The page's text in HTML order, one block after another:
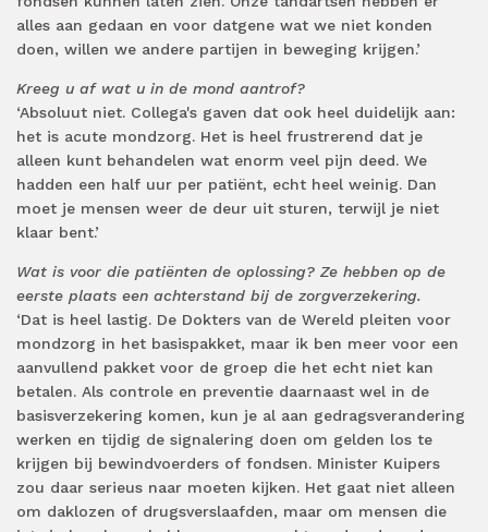
alles aan gedaan en voor datgene wat we niet konden
doen, willen we andere partijen in beweging krijgen.’
Kreeg u af wat u in de mond aantrof?
‘Absoluut niet. Collega's gaven dat ook heel duidelijk aan:
het is acute mondzorg. Het is heel frustrerend dat je
alleen kunt behandelen wat enorm veel pijn deed. We
hadden een half uur per patiënt, echt heel weinig. Dan
moet je mensen weer de deur uit sturen, terwijl je niet
klaar bent.’
Wat is voor die patiënten de oplossing? Ze hebben op de
eerste plaats een achterstand bij de zorgverzekering.
‘Dat is heel lastig. De Dokters van de Wereld pleiten voor
mondzorg in het basispakket, maar ik ben meer voor een
aanvullend pakket voor de groep die het echt niet kan
betalen. Als controle en preventie daarnaast wel in de
basisverzekering komen, kun je al aan gedragsverandering
werken en tijdig de signalering doen om gelden los te
krijgen bij bewindvoerders of fondsen. Minister Kuipers
zou daar serieus naar moeten kijken. Het gaat niet alleen
om daklozen of drugsverslaafden, maar om mensen die